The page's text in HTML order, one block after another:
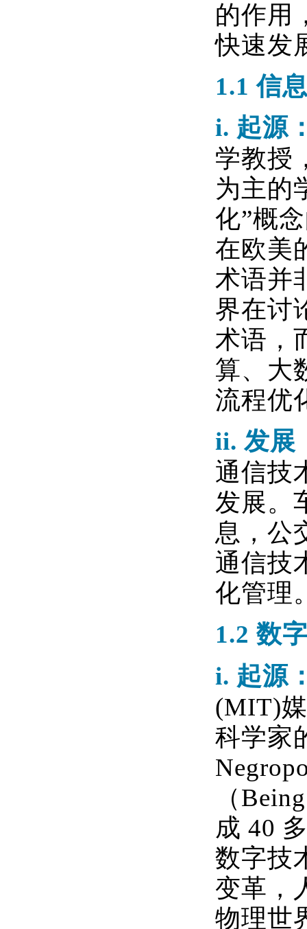
的作用
快速发
1.1 信
i. 起源
学教授
为主的
化”概
在欧美
术语并
界在讨
术语，
算、大
流程优
ii. 发展
通信技
发展。
息，公
通信技
化管理
1.2 数
i. 起源
(MIT)
科学家
（
成 40
数字技
变革，
物理世